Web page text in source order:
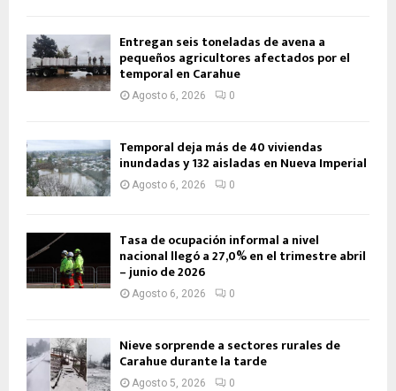
Entregan seis toneladas de avena a
pequeños agricultores afectados por el
temporal en Carahue
Agosto 6, 2026 0
Temporal deja más de 40 viviendas
inundadas y 132 aisladas en Nueva Imperial
Agosto 6, 2026 0
Tasa de ocupación informal a nivel
nacional llegó a 27,0% en el trimestre abril
– junio de 2026
Agosto 6, 2026 0
Nieve sorprende a sectores rurales de
Carahue durante la tarde
Agosto 5, 2026 0